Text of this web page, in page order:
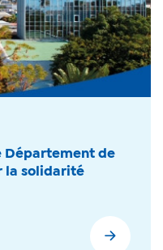
Département de
la solidarité